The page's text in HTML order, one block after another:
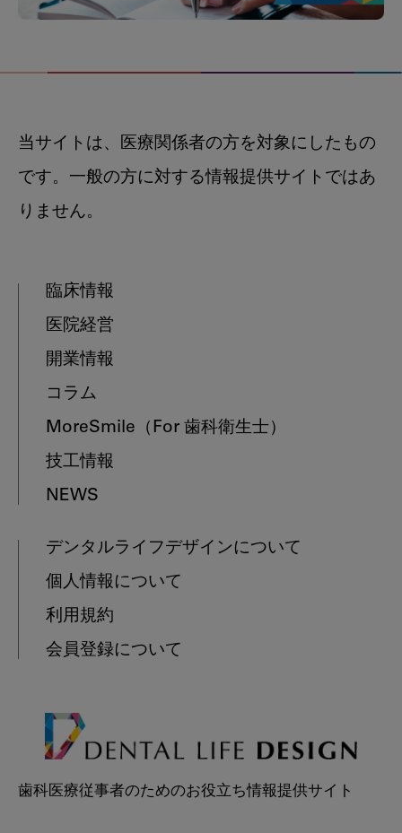
当サイトは、医療関係者の方を対象にしたもの
です。一般の方に対する情報提供サイトではあ
りません。
臨床情報
医院経営
開業情報
コラム
MoreSmile （For 歯科衛生士）
技工情報
NEWS
デンタルライフデザインについて
個人情報について
利用規約
会員登録について
歯科医療従事者のためのお役立ち情報提供サイト